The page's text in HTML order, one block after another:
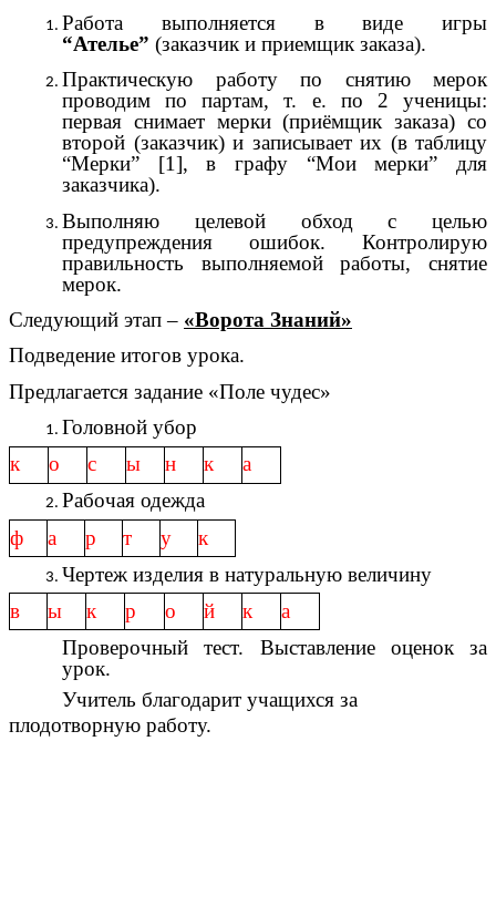
Работа выполняется в виде игры
“Ателье” (заказчик и приемщик заказа).
Практическую работу по снятию мерок
проводим по партам, т. е. по 2 ученицы:
первая снимает мерки (приёмщик заказа) со
второй (заказчик) и записывает их (в таблицу
“Мерки” [1], в графу “Мои мерки” для
заказчика).
Выполняю целевой обход с целью
предупреждения ошибок. Контролирую
правильность выполняемой работы, снятие
мерок.
Следующий этап – «Ворота Знаний»
Подведение итогов урока.
Предлагается задание «Поле чудес»
Головной убор
к
о с ы н к
а
Рабочая одежда
ф
а р т у
к
Чертеж изделия в натуральную величину
в
ы к р о й к
а
Проверочный тест. Выставление оценок за
урок.
Учитель благодарит учащихся за
плодотворную работу.